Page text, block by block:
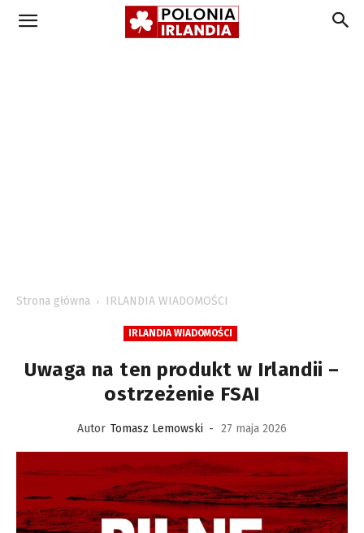
Strona główna IRLANDIA WIADOMOŚCI
IRLANDIA WIADOMOŚCI
Uwaga na ten produkt w Irlandii –
ostrzeżenie FSAI
Autor Tomasz Lemowski - 27 maja 2026